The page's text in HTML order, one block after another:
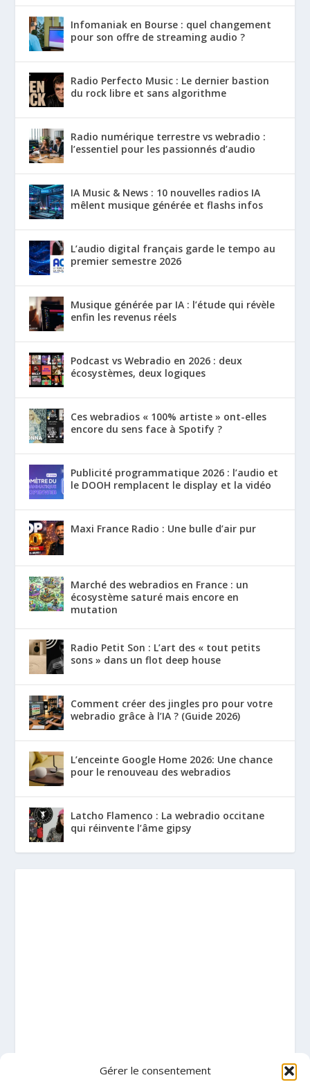
Gérer le consentement
Infomaniak en Bourse : quel changement
pour son offre de streaming audio ?
Radio Perfecto Music : Le dernier bastion
du rock libre et sans algorithme
Radio numérique terrestre vs webradio :
l’essentiel pour les passionnés d’audio
IA Music & News : 10 nouvelles radios IA
mêlent musique générée et flashs infos
L’audio digital français garde le tempo au
premier semestre 2026
Musique générée par IA : l’étude qui révèle
enfin les revenus réels
Podcast vs Webradio en 2026 : deux
écosystèmes, deux logiques
Ces webradios « 100% artiste » ont-elles
encore du sens face à Spotify ?
Publicité programmatique 2026 : l’audio et
le DOOH remplacent le display et la vidéo
Maxi France Radio : Une bulle d’air pur
Marché des webradios en France : un
écosystème saturé mais encore en
mutation
Radio Petit Son : L’art des « tout petits
sons » dans un flot deep house
Comment créer des jingles pro pour votre
webradio grâce à l’IA ? (Guide 2026)
L’enceinte Google Home 2026: Une chance
pour le renouveau des webradios
Latcho Flamenco : La webradio occitane
qui réinvente l’âme gipsy